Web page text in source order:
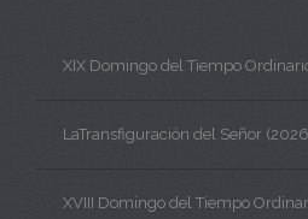
XIX Domingo del Tiempo
LaTransfiguración del Señor
XVIII Domingo del Tiempo